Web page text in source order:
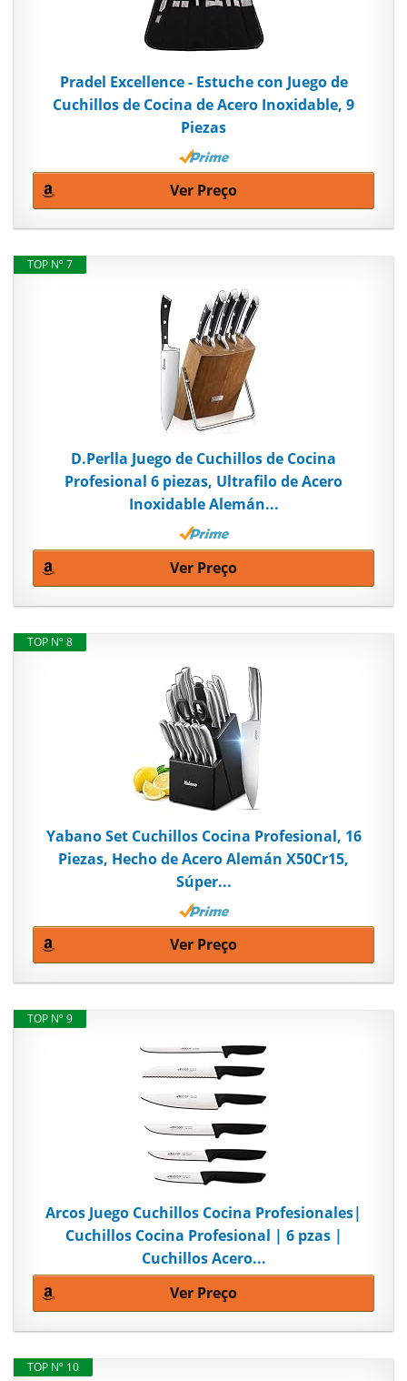
Pradel Excellence - Estuche con Juego de
Cuchillos de Cocina de Acero Inoxidable, 9
Piezas
Ver Preço
TOP Nº 7
D.Perlla Juego de Cuchillos de Cocina
Profesional 6 piezas, Ultrafilo de Acero
Inoxidable Alemán...
Ver Preço
TOP Nº 8
Yabano Set Cuchillos Cocina Profesional, 16
Piezas, Hecho de Acero Alemán X50Cr15,
Súper...
Ver Preço
TOP Nº 9
Arcos Juego Cuchillos Cocina Profesionales|
Cuchillos Cocina Profesional | 6 pzas |
Cuchillos Acero...
Ver Preço
TOP Nº 10